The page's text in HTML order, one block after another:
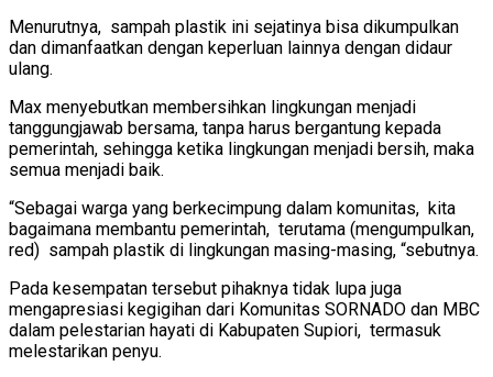
Menurutnya, sampah plastik ini sejatinya bisa dikumpulkan
dan dimanfaatkan dengan keperluan lainnya dengan didaur
ulang.
Max menyebutkan membersihkan lingkungan menjadi
tanggungjawab bersama, tanpa harus bergantung kepada
pemerintah, sehingga ketika lingkungan menjadi bersih, maka
semua menjadi baik.
“Sebagai warga yang berkecimpung dalam komunitas, kita
bagaimana membantu pemerintah, terutama (mengumpulkan,
red) sampah plastik di lingkungan masing-masing, “sebutnya.
Pada kesempatan tersebut pihaknya tidak lupa juga
mengapresiasi kegigihan dari Komunitas SORNADO dan MBC
dalam pelestarian hayati di Kabupaten Supiori, termasuk
melestarikan penyu.